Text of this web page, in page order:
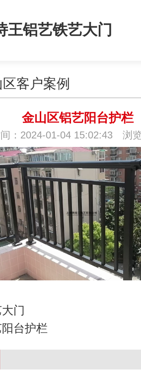
王铝艺铁艺大门
客户案例
金山区铝艺阳台护栏
：2024-01-04 15:02:43 浏
门
台护栏